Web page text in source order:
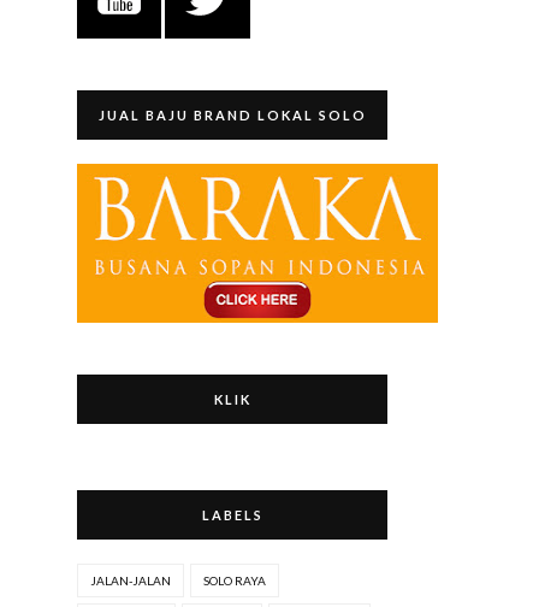
JUAL BAJU BRAND LOKAL SOLO
KLIK
LABELS
JALAN-JALAN SOLO RAYA